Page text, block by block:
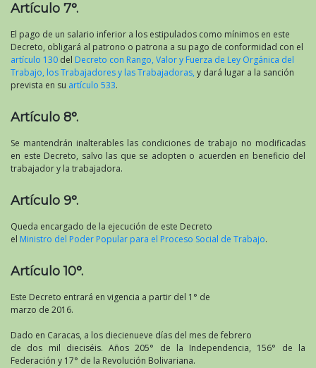
Artículo 7°.
El pago de un salario inferior a los estipulados como mínimos en este
Decreto, obligará al patrono o patrona a su pago de conformidad con el
artículo 130 del Decreto con Rango, Valor y Fuerza de Ley Orgánica del
Trabajo, los Trabajadores y las Trabajadoras, y dará lugar a la sanción
prevista en su artículo 533.
Artículo 8°.
Se mantendrán inalterables las condiciones de trabajo no modificadas
en este Decreto, salvo las que se adopten o acuerden en beneficio del
trabajador y la trabajadora.
Artículo 9°.
Queda encargado de la ejecución de este Decreto
el Ministro del Poder Popular para el Proceso Social de Trabajo.
Artículo 10°.
Este Decreto entrará en vigencia a partir del 1° de
marzo de 2016.
Dado en Caracas, a los diecienueve días del mes de febrero
de dos mil dieciséis. Años 205° de la Independencia, 156° de la
Federación y 17° de la Revolución Bolivariana.